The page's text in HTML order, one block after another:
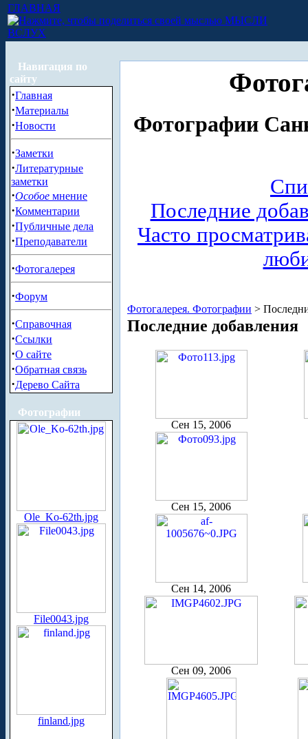
ГЛАВНАЯ
МЫСЛИ
ВСЛУХ
Навигация по
сайту
·Главная
·Материалы
·Новости
·Заметки
·Литературные
заметки
·Особое мнение
·Комментарии
·Публичные дела
·Преподаватели
·Фотогалерея
·Форум
·Справочная
·Ссылки
·О сайте
·Обратная связь
·Дерево Сайта
Фотографии
Ole_Ko-62th.jpg
File0043.jpg
finland.jpg
Фотографии
Последние
Часто
Фотогалерея. Фотографии >
Последние добавления
Сен 15, 2006
Сен 15, 2006
Сен 14, 2006
Сен 09, 2006